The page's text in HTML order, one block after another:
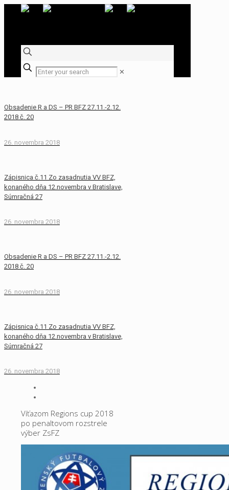
✕
Obsadenie R a DS – PR BFZ 27.11.-2.12.
2018 č. 20
26. novembra 2018
Zápisnica č.11 Zo zasadnutia VV BFZ,
konaného dňa 12.novembra v Bratislave,
Súmračná 27
26. novembra 2018
Obsadenie R a DS – PR BFZ 27.11.-2.12.
2018 č. 20
26. novembra 2018
Zápisnica č.11 Zo zasadnutia VV BFZ,
konaného dňa 12.novembra v Bratislave,
Súmračná 27
26. novembra 2018
Víťazom Regions cup 2018
po penaltovom rozstrele
výber ZsFZ